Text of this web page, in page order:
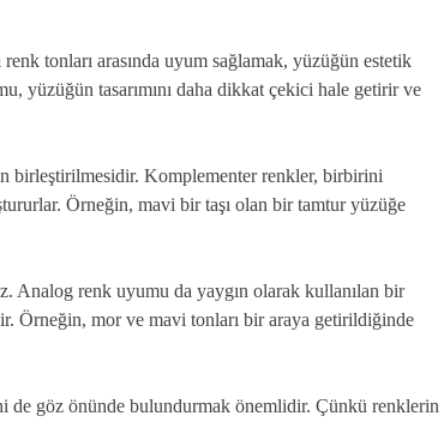
tonları arasında uyum sağlamak, yüzüğün estetik
yüzüğün tasarımını daha dikkat çekici hale getirir ve
birleştirilmesidir. Komplementer renkler, birbirini
Örneğin, mavi bir taşı olan bir tamtur yüzüğe
Analog renk uyumu da yaygın olarak kullanılan bir
Örneğin, mor ve mavi tonları bir araya getirildiğinde
de göz önünde bulundurmak önemlidir. Çünkü renklerin